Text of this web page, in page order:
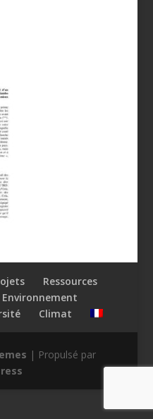
Ressources
Environnement
Climat
| Propulsé par